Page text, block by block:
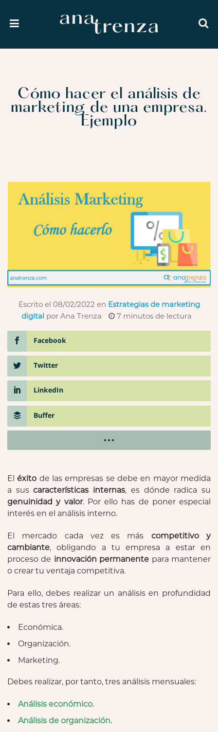
Cómo hacer el análisis de
marketing de una empresa.
Ejemplo
Escrito el 08/02/2022 en Estrategias de marketing
digital por Ana Trenza 7 minutos de lectura
Facebook
Twitter
LinkedIn
Buffer
Eléxito de las empresas se debe en mayor medida
a suscaracterísticas internas, es dónde radica su
genuinidad y valor. Por ello has de poner especial
interés en el análisis interno.
El mercado cada vez es más competitivo y
cambiante, obligando a tu empresa a estar en
proceso de innovación permanente para mantener
o crear tu ventaja competitiva.
Para ello, debes realizar un análisis en profundidad
de estas tres áreas:
Económica.
Organización.
Marketing.
Debes realizar, por tanto, tres análisis mensuales:
Análisis económico.
Análisis de organización.